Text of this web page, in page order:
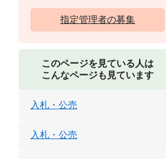
指定管理者の募集
このページを見ている人は
こんなページも見ています
入札・公売
入札・公売